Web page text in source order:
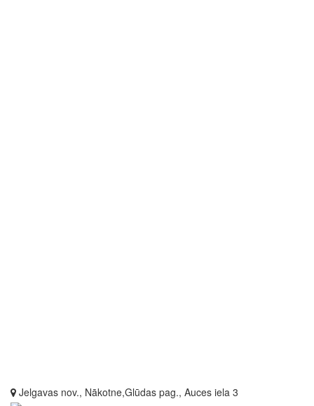
Jelgavas nov., Nākotne,Glūdas pag., Auces iela 3